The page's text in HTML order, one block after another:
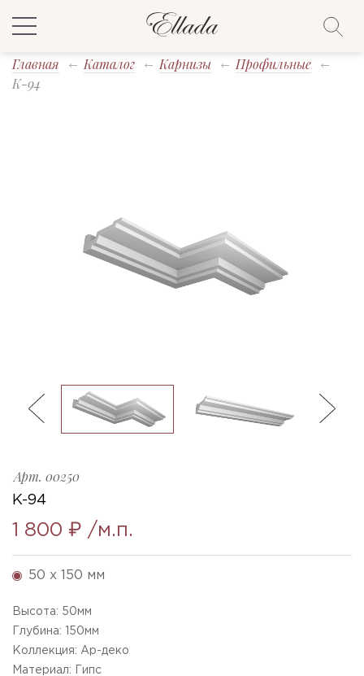
Главная Каталог Карнизы
Профильные
K-94
Арт. 00250
K-94
1 800 ₽ /м.п.
50 x 150 мм
Высота: 50мм
Глубина:
150мм
Коллекция: Ар-деко
Материал: Гипс